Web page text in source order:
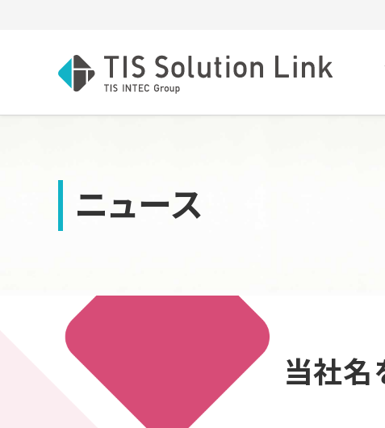
ITプロフェッショナルサービス
システム開発・保守
navigate_next
グループビジョン
navigate_next
ニュース
当社名